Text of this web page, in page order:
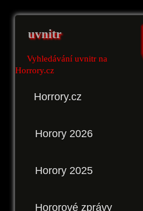
uvnitr
Vyhledávání uvnitr na
Horrory.cz
Horrory.cz
Horory 2026
Horory 2025
Hororové zprávy